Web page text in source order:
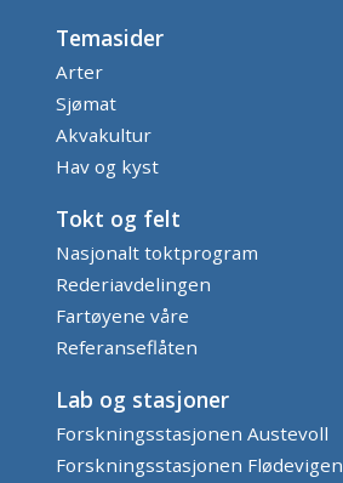
Temasider
Arter
Sjømat
Akvakultur
Hav og kyst
Tokt og felt
Nasjonalt toktprogram
Rederiavdelingen
Fartøyene våre
Referanseflåten
Lab og stasjoner
Forskningsstasjonen Austevoll
Forskningsstasjonen Flødevigen